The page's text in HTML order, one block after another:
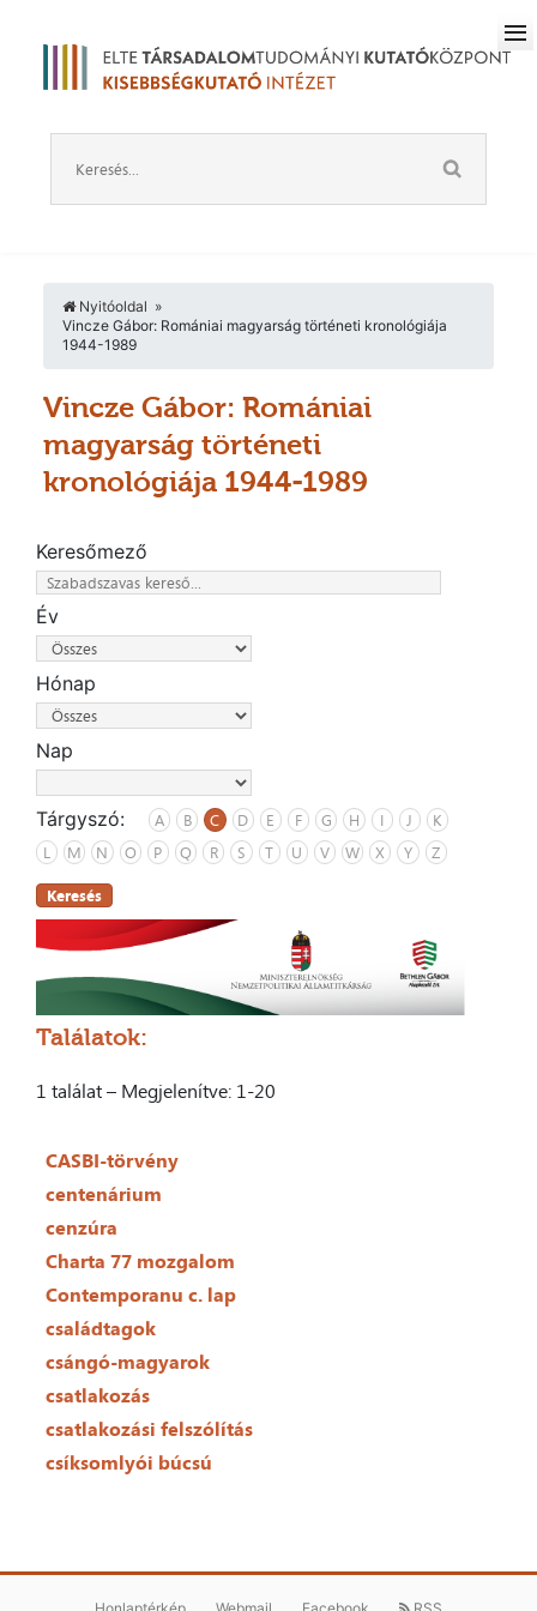
Nyitóoldal
Vincze Gábor: Romániai magyarság történeti kronológiája
1944-1989
Vincze Gábor: Romániai
magyarság történeti
kronológiája 1944-1989
Keresőmező
Év
Hónap
Nap
Tárgyszó: A B C D E F G H I J
K
L
M N O P Q R S T U V W X Y Z
Keresés
Találatok:
1 találat – Megjelenítve: 1-20
CASBI-törvény
centenárium
cenzúra
Charta 77 mozgalom
Contemporanu c. lap
családtagok
csángó-magyarok
csatlakozás
csatlakozási felszólítás
csíksomlyói búcsú